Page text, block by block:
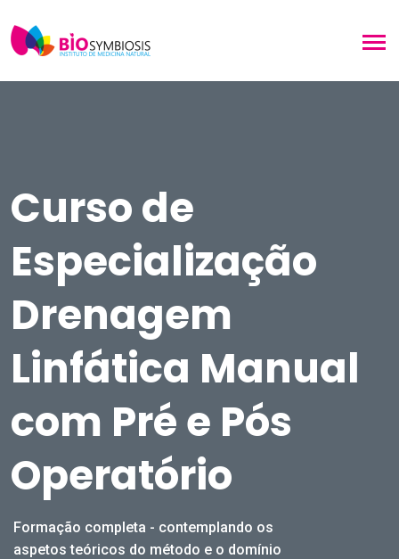
Curso de
Especialização
Drenagem
Linfática Manual
com Pré e Pós
Operatório
Formação completa - contemplando os
aspetos teóricos do método e o domínio